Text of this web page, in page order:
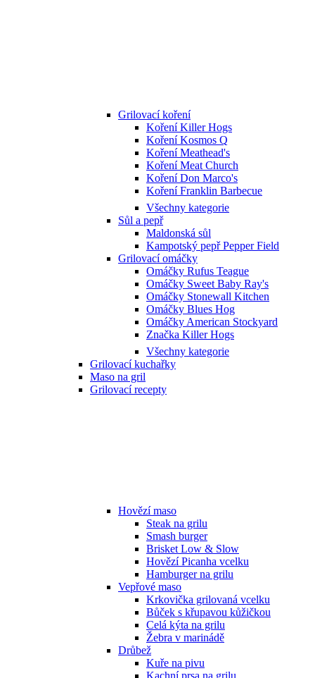
Grilovací koření
Koření Killer Hogs
Koření Kosmos Q
Koření Meathead's
Koření Meat Church
Koření Don Marco's
Koření Franklin Barbecue
Všechny kategorie
Sůl a pepř
Maldonská sůl
Kampotský pepř Pepper Field
Grilovací omáčky
Omáčky Rufus Teague
Omáčky Sweet Baby Ray's
Omáčky Stonewall Kitchen
Omáčky Blues Hog
Omáčky American Stockyard
Značka Killer Hogs
Všechny kategorie
Grilovací kuchařky
Maso na gril
Grilovací recepty
Hovězí maso
Steak na grilu
Smash burger
Brisket Low & Slow
Hovězí Picanha vcelku
Hamburger na grilu
Vepřové maso
Krkovička grilovaná vcelku
Bůček s křupavou kůžičkou
Celá kýta na grilu
Žebra v marinádě
Drůbež
Kuře na pivu
Kachní prsa na grilu